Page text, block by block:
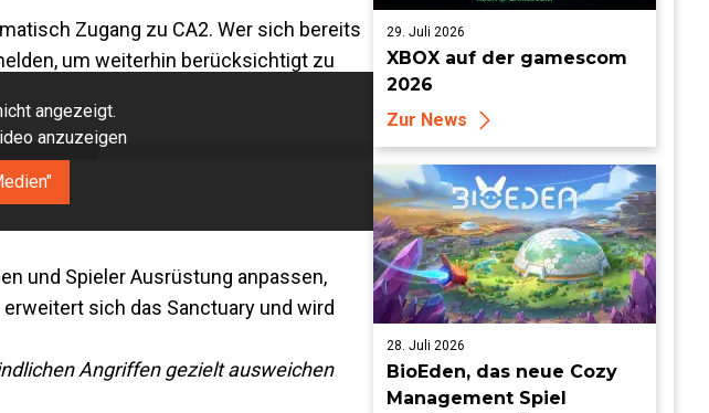
Zugang zu CA2. Wer sich bereits
um weiterhin berücksichtigt zu
angezeigt.
anzuzeigen
und Spieler Ausrüstung anpassen,
sich das Sanctuary und wird
Angriffen gezielt ausweichen
29. Juli 2026
XBOX auf der gamescom
2026
Zur News
28. Juli 2026
BioEden, das neue Cozy
Management Spiel